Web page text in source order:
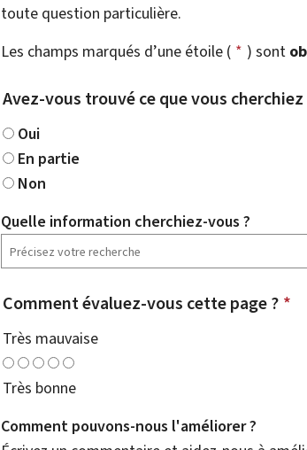
toute question particulière.
Les champs marqués d’une étoile ( * ) sont
Avez-vous trouvé ce que vous cherchiez
Oui
En partie
Non
Quelle information cherchiez-vous ?
Comment évaluez-vous cette page ? *
Très mauvaise
Très bonne
Comment pouvons-nous l'améliorer ?